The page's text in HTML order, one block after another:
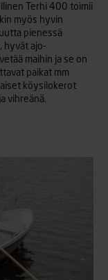
Terhi 400 toimii
myös hyvin
pienessä
hyvät ajo-
maihin ja se on
paikat mm
köysilokerot
vihreänä.